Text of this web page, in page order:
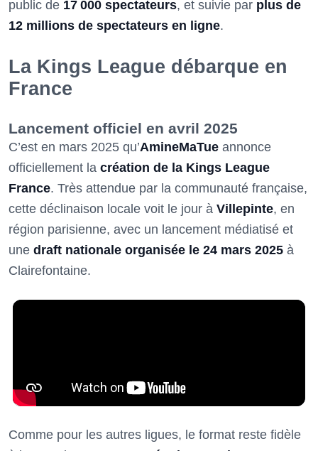
public de 17 000 spectateurs, et suivie par plus de
12 millions de spectateurs en ligne.
La Kings League débarque en
France
Lancement officiel en avril 2025
C’est en mars 2025 qu’AmineMaTue annonce
officiellement la création de la Kings League
France. Très attendue par la communauté française,
cette déclinaison locale voit le jour à Villepinte, en
région parisienne, avec un lancement médiatisé et
une draft nationale organisée le 24 mars 2025 à
Clairefontaine.
Comme pour les autres ligues, le format reste fidèle